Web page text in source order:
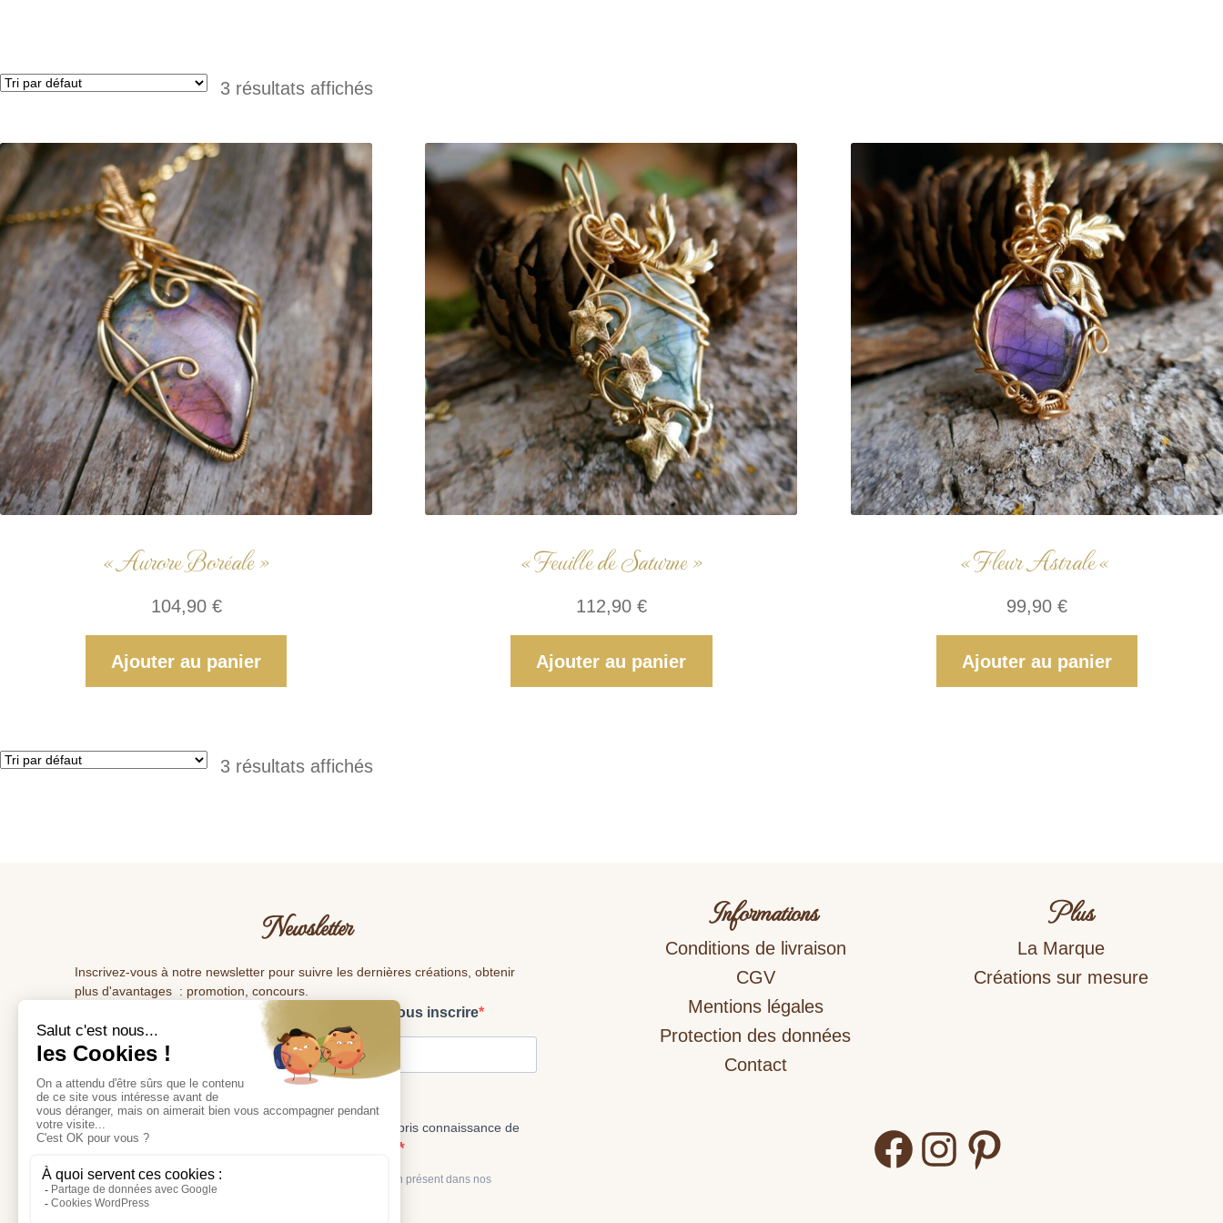
3 résultats affichés
« Aurore Boréale »
104,90 €
Ajouter au panier
« Feuille de Saturne »
112,90 €
Ajouter au panier
« Fleur Astrale «
99,90 €
Ajouter au panier
3 résultats affichés
Newsletter
Inscrivez-vous à notre newsletter pour suivre les dernières créations, obtenir
plus d'avantages : promotion, concours.
Veuillez renseigner votre adresse e-mail pour vous inscrire
Tous les deux mois ,vous recevrez les dernières nouveautés.
J'accepte de recevoir vos e-mails et confirme avoir pris connaissance de
Vous pouvez vous désinscrire à tout moment en cliquant sur le lien présent dans nos
emails.
Informations
Conditions de livraison
CGV
Mentions légales
Protection des données
Contact
Plus
La Marque
Créations sur mesure
FacebookInstagram